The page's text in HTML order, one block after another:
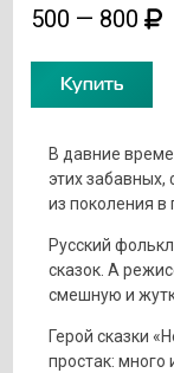
500 — 800
Купить
В давние
этих забавных,
из поколения
Русский
сказок. А
смешную и
Герой сказки
простак: много